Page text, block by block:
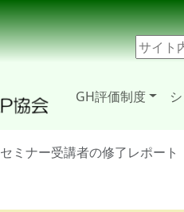
GH評価制度
セミナー受講者の修了レポー